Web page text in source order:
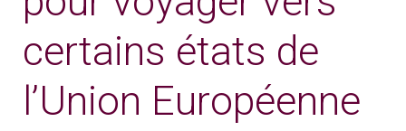
certains états de
l’Union Européenne